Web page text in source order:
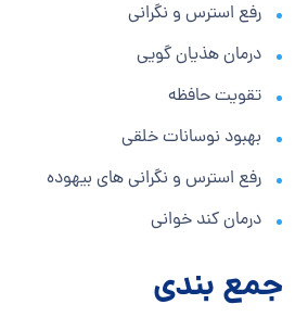
رفع استرس و نگرانی
درمان هذیان گویی
تقویت حافظه
بهبود نوسانات خلقی
رفع استرس و نگرانی های بیهوده
درمان کند خوانی
جمع بندی